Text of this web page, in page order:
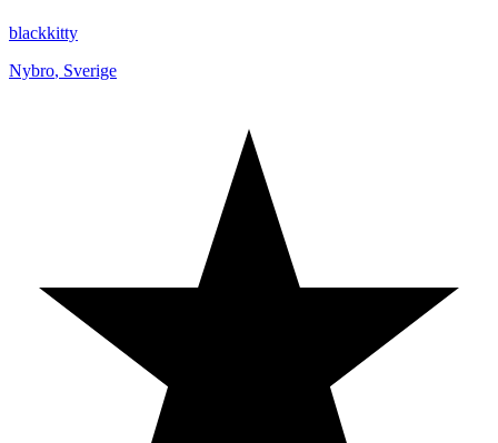
blackkitty
Nybro, Sverige